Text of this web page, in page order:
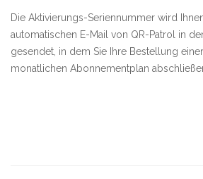
Die Aktivierungs-Seriennummer wird
automatischen E-Mail von QR-Patrol in
gesendet, in dem Sie Ihre Bestellung
monatlichen Abonnementplan